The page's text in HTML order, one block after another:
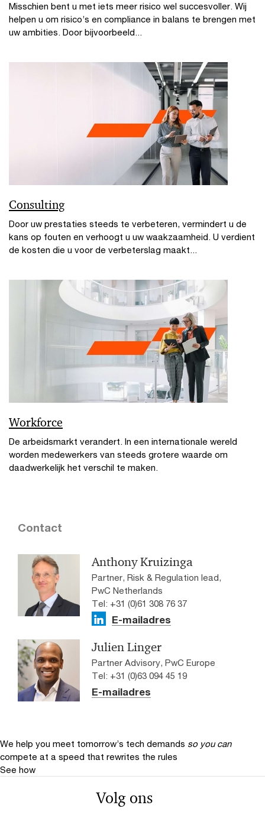
Misschien bent u met iets meer risico wel succesvoller. Wij
helpen u om risico’s en compliance in balans te brengen met
uw ambities. Door bijvoorbeeld...
Consulting
Door uw prestaties steeds te verbeteren, vermindert u de
kans op fouten en verhoogt u uw waakzaamheid. U verdient
de kosten die u voor de verbeterslag maakt...
Workforce
De arbeidsmarkt verandert. In een internationale wereld
worden medewerkers van steeds grotere waarde om
daadwerkelijk het verschil te maken.
Contact
Anthony Kruizinga
Partner, Risk & Regulation lead,
PwC Netherlands
Tel: +31 (0)61 308 76 37
E-mailadres
Julien Linger
Partner Advisory, PwC Europe
Tel: +31 (0)63 094 45 19
E-mailadres
We help you meet tomorrow’s tech demands so you can
compete at a speed that rewrites the rules
See how
Volg ons